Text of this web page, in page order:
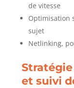
de vitesse
Optimisation
sujet
Netlinking,
et suivi